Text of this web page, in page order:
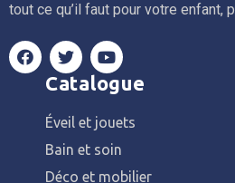
tout ce qu’il faut pour votre enfant,
Catalogue
Éveil et jouets
Bain et soin
Déco et mobilier